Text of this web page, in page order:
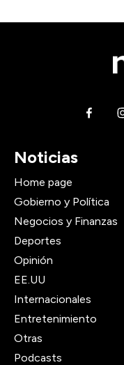
Noticias
Home page
Gobierno y Política
Negocios y Finanzas
Deportes
Opinión
EE.UU
Internacionales
Entretenimiento
Otras
Podcasts